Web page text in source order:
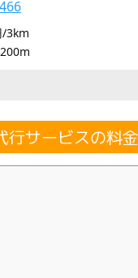
/3km
行サービスの料